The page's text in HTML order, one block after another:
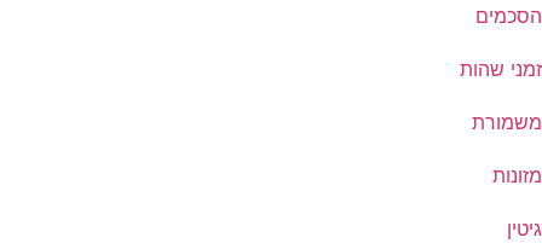
הסכמים
זמני שהות
משמורת
מזונות
גיטין